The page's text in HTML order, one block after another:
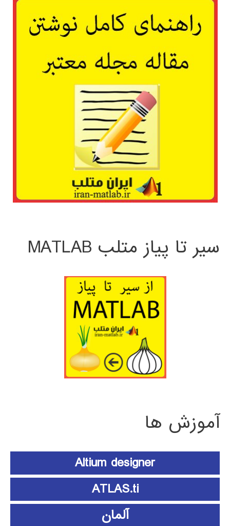
سیر تا پیاز متلب MATLAB
آموزش ها
Altium designer
ATLAS.ti
آلمان